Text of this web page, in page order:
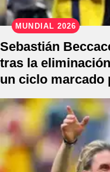
MUNDIAL 2026
Sebastián
tras la
un ciclo marcado